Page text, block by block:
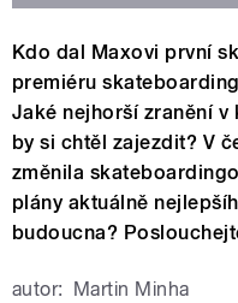
Kdo dal Maxovi první
premiéru
Jaké nejhorší zranění v
by si chtěl zajezdit? V
změnila
plány aktuálně
budoucna?
autor: Martin Minha